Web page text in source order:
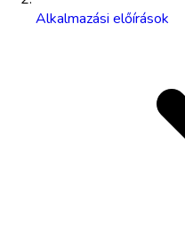
Alkalmazási előírások